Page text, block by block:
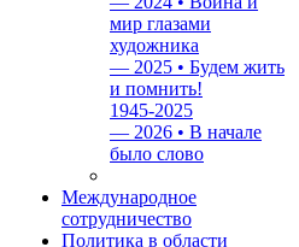
мир глазами
художника
— 2025 • Будем жить
и помнить!
1945-2025
— 2026 • В начале
было слово
Международное
сотрудничество
Политика в области